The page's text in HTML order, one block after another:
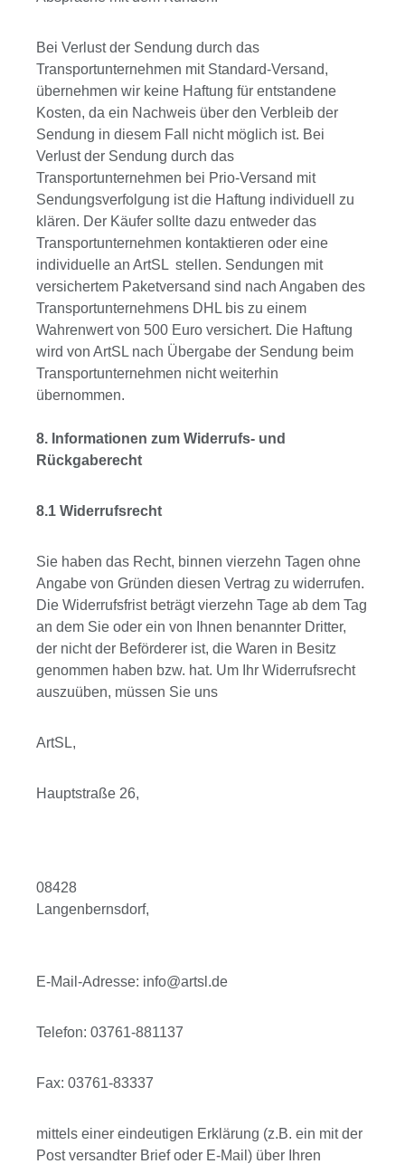
Bei Verlust der Sendung durch das
Transportunternehmen mit Standard-Versand,
übernehmen wir keine Haftung für entstandene
Kosten, da ein Nachweis über den Verbleib der
Sendung in diesem Fall nicht möglich ist. Bei
Verlust der Sendung durch das
Transportunternehmen bei Prio-Versand mit
Sendungsverfolgung ist die Haftung individuell zu
klären. Der Käufer sollte dazu entweder das
Transportunternehmen kontaktieren oder eine
individuelle an ArtSL stellen. Sendungen mit
versichertem Paketversand sind nach Angaben des
Transportunternehmens DHL bis zu einem
Wahrenwert von 500 Euro versichert. Die Haftung
wird von ArtSL nach Übergabe der Sendung beim
Transportunternehmen nicht weiterhin
übernommen.
8. Informationen zum Widerrufs- und
Rückgaberecht
8.1 Widerrufsrecht
Sie haben das Recht, binnen vierzehn Tagen ohne
Angabe von Gründen diesen Vertrag zu widerrufen.
Die Widerrufsfrist beträgt vierzehn Tage ab dem Tag
an dem Sie oder ein von Ihnen benannter Dritter,
der nicht der Beförderer ist, die Waren in Besitz
genommen haben bzw. hat. Um Ihr Widerrufsrecht
auszuüben, müssen Sie uns
ArtSL,
Hauptstraße 26,
08428
Langenbernsdorf,
E-Mail-Adresse: info@artsl.de
Telefon: 03761-881137
Fax: 03761-83337
mittels einer eindeutigen Erklärung (z.B. ein mit der
Post versandter Brief oder E-Mail) über Ihren